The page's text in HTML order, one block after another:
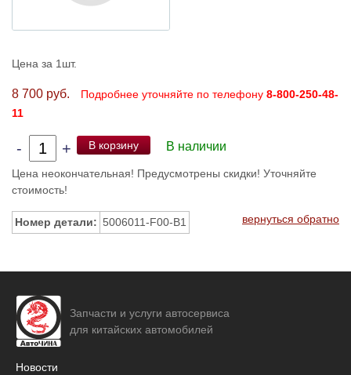
Цена за 1шт.
8 700 руб. Подробнее уточняйте по телефону 8-800-250-48-
11
- + В корзину В наличии
Цена неокончательная! Предусмотрены скидки! Уточняйте
стоимость!
Номер детали: 5006011-F00-B1 вернуться обратно
Запчасти и услуги автосервиса
для китайских автомобилей
Новости